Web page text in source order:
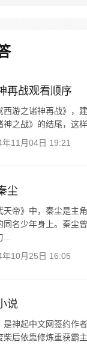
宗门，全是妖孽啊……
派逆天，挡不住啊
再战观看顺序
西游之诸神再战》，
神之战》的结尾，这
年11月04日 19:21
尘
天帝》中，秦尘是主
同名少年身上。秦尘
年10月25日 16:05
说
是神起中文网签约作
柴后依靠修炼重获霸